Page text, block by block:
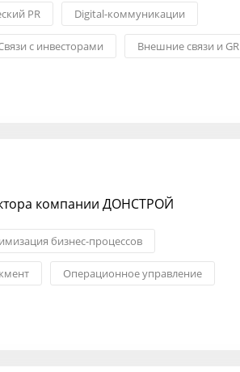
PR Digital-коммуникации
с инвесторами Внешние связи и GR
компании ДОНСТРОЙ
бизнес-процессов
Операционное управление